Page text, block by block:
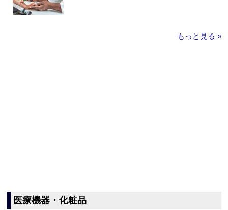
もっと見る »
医療機器・化粧品